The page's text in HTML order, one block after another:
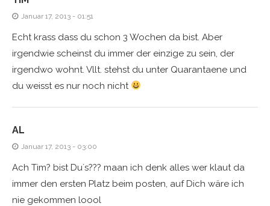
Januar 17, 2013 - 01:51
Echt krass dass du schon 3 Wochen da bist. Aber
irgendwie scheinst du immer der einzige zu sein, der
irgendwo wohnt. Vllt. stehst du unter Quarantaene und
du weisst es nur noch nicht
AL
Januar 17, 2013 - 03:00
Ach Tim? bist Du´s??? maan ich denk alles wer klaut da
immer den ersten Platz beim posten, auf Dich wäre ich
nie gekommen loool